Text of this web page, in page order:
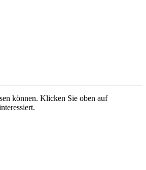
können. Klicken Sie oben auf